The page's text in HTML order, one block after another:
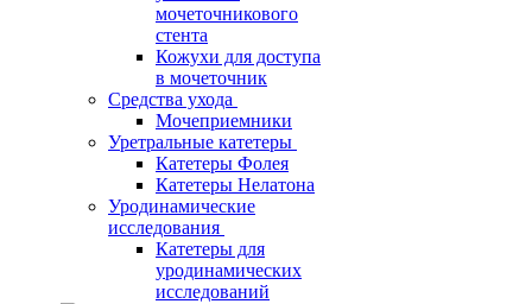
мочеточникового
стента
Кожухи для доступа
в мочеточник
Средства ухода
Мочеприемники
Уретральные катетеры
Катетеры Фолея
Катетеры Нелатона
Уродинамические
исследования
Катетеры для
уродинамических
исследований